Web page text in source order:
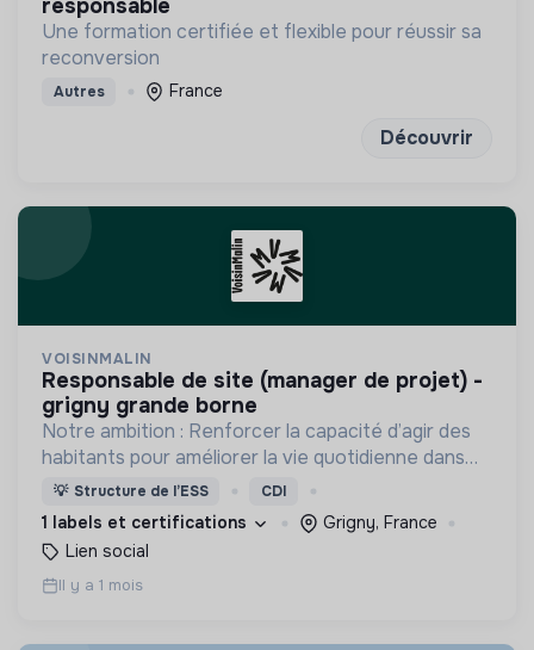
responsable
Une formation certifiée et flexible pour réussir sa
reconversion
Autres France
Découvrir
VOISINMALIN
responsable de site (manager de projet) -
grigny grande borne
Notre ambition : Renforcer la capacité d’agir des
habitants pour améliorer la vie quotidienne dans
les quartiers populaires !
💡 Structure de l’ESS CDI
1 labels et certifications
Grigny, France
Lien social
Il y a 1 mois